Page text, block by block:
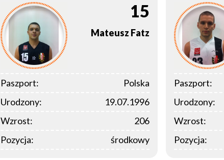
15
Mateusz Fatz
Paszport:
Polska
Urodzony:
19.07.1996
Wzrost:
206
Pozycja:
środkowy
Paszport:
Urodzony:
Wzrost:
Pozycja: